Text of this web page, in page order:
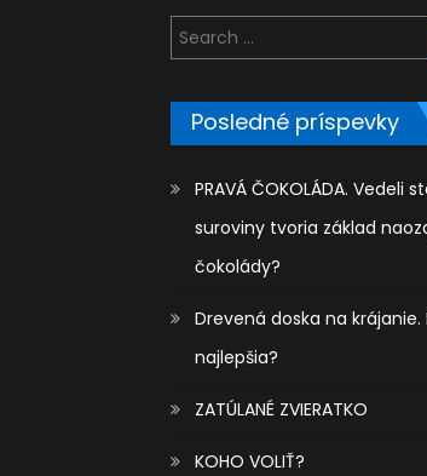
Search
for:
Posledné príspevky
PRAVÁ ČOKOLÁDA. Vedeli
suroviny tvoria základ
čokolády?
Drevená doska na krájanie.
najlepšia?
ZATÚLANÉ ZVIERATKO
KOHO VOLIŤ?